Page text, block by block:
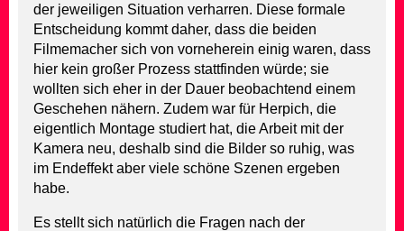
der jeweiligen Situation verharren. Diese formale
Entscheidung kommt daher, dass die beiden
Filmemacher sich von vorneherein einig waren, dass
hier kein großer Prozess stattfinden würde; sie
wollten sich eher in der Dauer beobachtend einem
Geschehen nähern. Zudem war für Herpich, die
eigentlich Montage studiert hat, die Arbeit mit der
Kamera neu, deshalb sind die Bilder so ruhig, was
im Endeffekt aber viele schöne Szenen ergeben
habe.
Es stellt sich natürlich die Fragen nach der